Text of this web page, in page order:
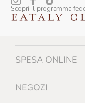
Scopri il programma
SPESA ONLINE
NEGOZI